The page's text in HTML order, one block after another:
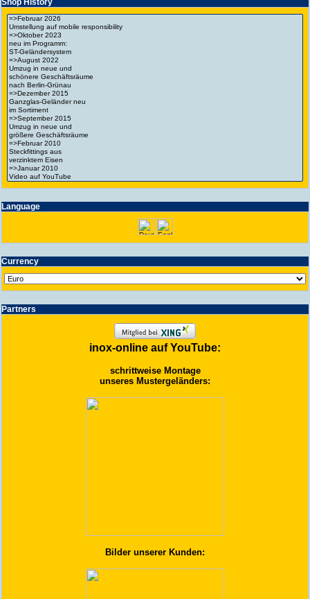
Shop History
Language
Currency
Partners
inox-online auf YouTube:
schrittweise Montage
unseres Mustergeländers:
Bilder unserer Kunden: